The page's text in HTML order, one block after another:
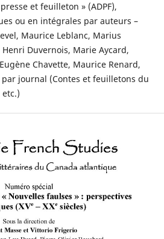
et feuilleton » (ADPF),
ou en intégrales par auteurs –
Maurice Leblanc, Marius
Duvernois, Marie Aycard,
Chavette, Maurice Renard,
par journal (Contes et feuilletons du
etc.)